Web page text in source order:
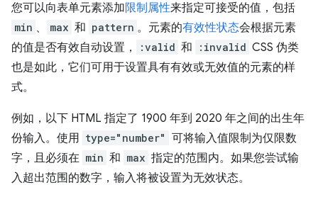
您可以向表单元素添加限制属性来指定可接受的值，包括
min 、 max 和 pattern 。元素的有效性状态会根据元素
的值是否有效自动设置，
:valid 和 :invalid CSS 伪类
也是如此，它们可用于设置具有有效或无效值的元素的样
式。
例如，以下 HTML 指定了 1900 年到 2020 年之间的出生年
份输入。使用 type="number" 可将输入值限制为仅限数
字，且必须在 min 和 max 指定的范围内。如果您尝试输
入超出范围的数字，输入将被设置为无效状态。